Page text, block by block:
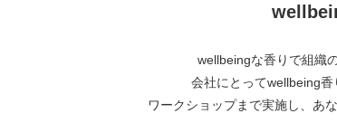
wellbeingな香りで組織
会社にとってwellbeing香
ワークショップまで実施し、あ